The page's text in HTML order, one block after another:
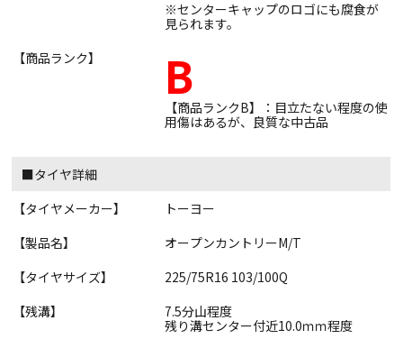
※センターキャップのロゴにも腐食が
見られます。
【商品ランク】
B
【商品ランクB】：目立たない程度の使
用傷はあるが、良質な中古品
■タイヤ詳細
【タイヤメーカー】
トーヨー
【製品名】
オープンカントリーM/T
【タイヤサイズ】
225/75R16 103/100Q
【残溝】
7.5分山程度
残り溝センター付近10.0ｍｍ程度